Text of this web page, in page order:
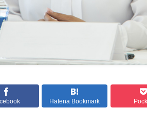
Hatena Bookmark